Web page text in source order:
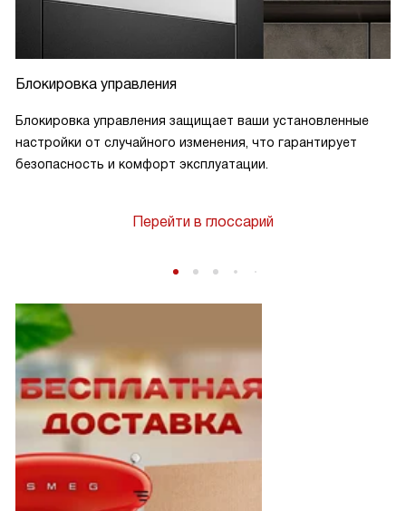
Блокировка управления
Блокировка управления защищает ваши установленные
настройки от случайного изменения, что гарантирует
безопасность и комфорт эксплуатации.
Перейти в глоссарий